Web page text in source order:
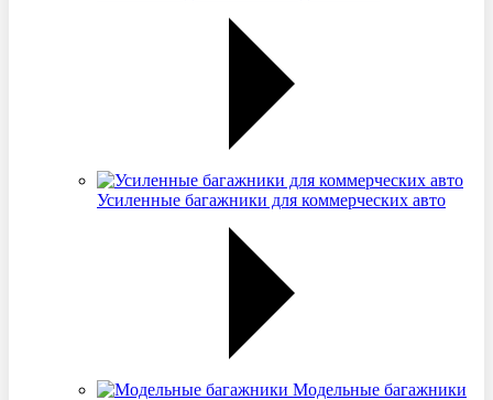
Усиленные багажники для коммерческих авто
Модельные багажники